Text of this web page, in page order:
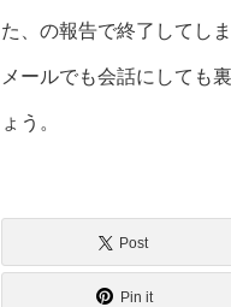
た、の報告で終了してしま
メールでも会話にしても
ょう。
Post
Pin it